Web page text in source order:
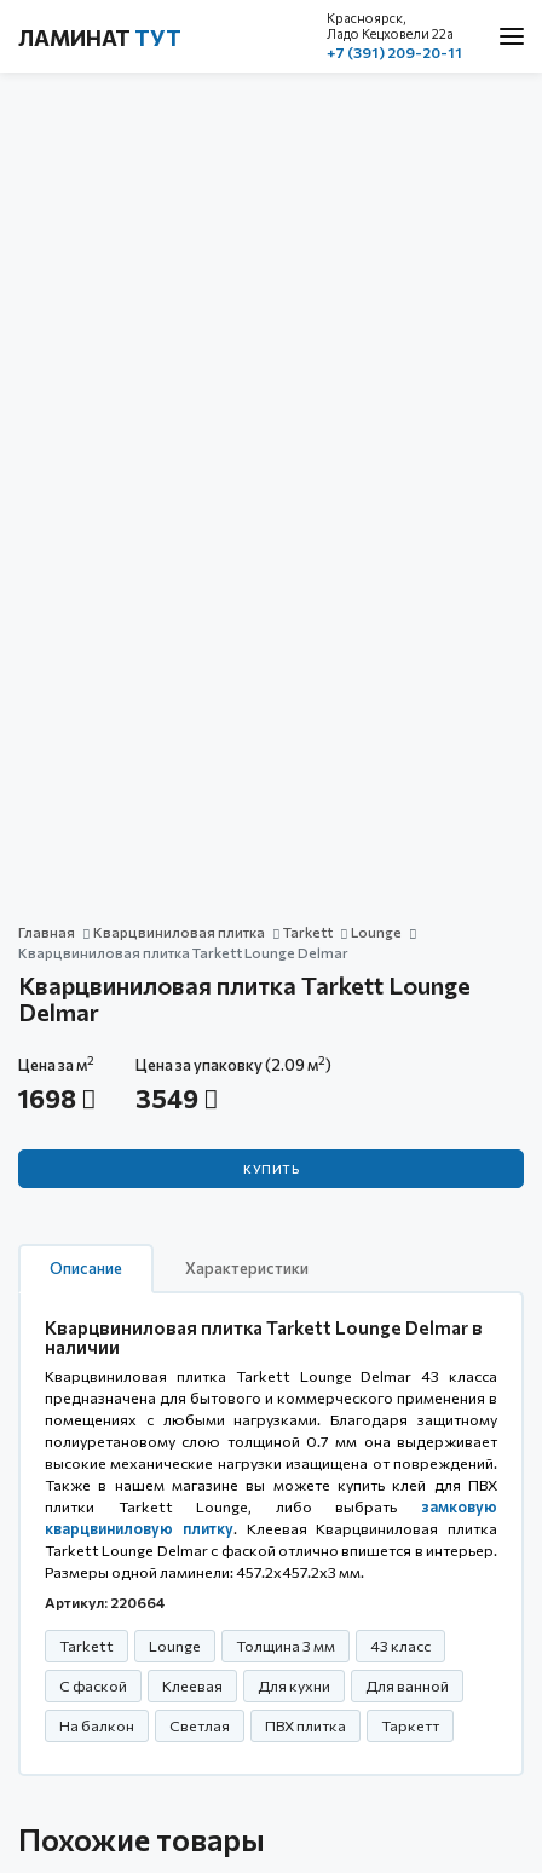
ЛАМИНАТ ТУТ
Красноярск,
Ладо Кецховели 22a
+7 (391) 209-20-11
Главная Кварцвиниловая плитка Tarkett
Lounge
Кварцвиниловая плитка Tarkett Lounge Delmar
Кварцвиниловая плитка Tarkett Lounge
Delmar
Цена за м2
1698
Цена за упаковку (2.09 м2)
3549
КУПИТЬ
Описание Характеристики
Кварцвиниловая плитка Tarkett Lounge Delmar в
наличии
Кварцвиниловая плитка Tarkett Lounge Delmar 43 класса
предназначена для бытового и коммерческого применения в
помещениях с любыми нагрузками. Благодаря защитному
полиуретановому слою толщиной 0.7 мм она выдерживает
высокие механические нагрузки изащищена от повреждений.
Также в нашем магазине вы можете купить клей для ПВХ
плитки Tarkett Lounge, либо выбрать замковую
кварцвиниловую плитку. Клеевая Кварцвиниловая плитка
Tarkett Lounge Delmar с фаской отлично впишется в интерьер.
Размеры одной ламинели: 457.2x457.2x3 мм.
Артикул: 220664
Tarkett Lounge Толщина 3 мм 43 класс
С фаской Клеевая Для кухни Для ванной
На балкон Светлая ПВХ плитка Таркетт
Похожие товары